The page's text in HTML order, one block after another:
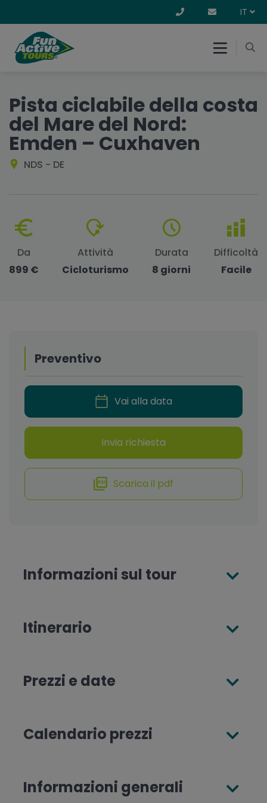
IT
Pista ciclabile della costa
del Mare del Nord:
Emden – Cuxhaven
NDS - DE
Da
899 €
Attività
Cicloturismo
Durata
8 giorni
Difficoltà
Facile
Informazioni sul tour
Itinerario
Prezzi e date
Calendario prezzi
Informazioni generali
Preventivo
Vai alla data
Invia richiesta
Scarica il pdf